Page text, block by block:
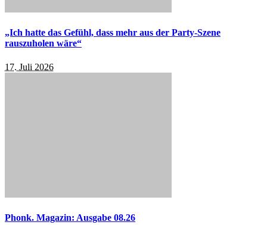
„Ich hatte das Gefühl, dass mehr aus der Party-Szene
rauszuholen wäre“
17. Juli 2026
Phonk. Magazin: Ausgabe 08.26